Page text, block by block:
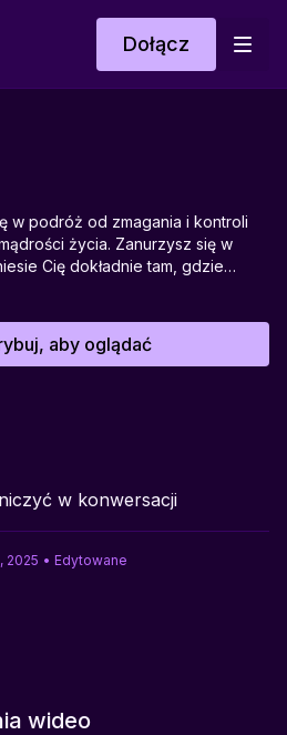
Dołącz
w podróż od zmagania i kontroli
życia. Zanurzysz się w
Cię dokładnie tam, gdzie
Twoje „małe ja” tego nie
czegoś większego, kochanego
się Twoją naturą, a życie –
napięć, poczuciu
aby oglądać
w konwersacji
2025 • Edytowane
wideo